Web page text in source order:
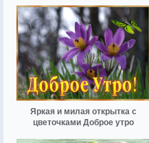
Яркая и милая открытка с
цветочками Доброе утро